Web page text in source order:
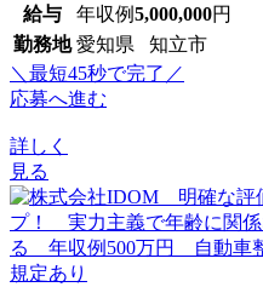
給与 年収例5,000,000円
勤務地 愛知県 知立市
＼最短45秒で完了／
応募へ進む
詳しく
見る